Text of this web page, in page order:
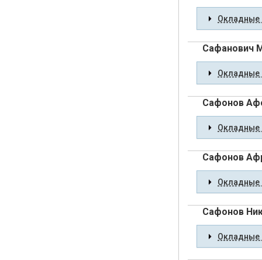
Окладные
Сафанович
Окладные
Сафонов
Окладные
Сафонов
Окладные
Сафонов
Окладные